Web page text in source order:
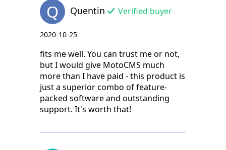
Q Quentin Verified buyer
2020-10-25
fits me well. You can trust me or not,
but I would give MotoCMS much
more than I have paid - this product is
just a superior combo of feature-
packed software and outstanding
support. It's worth that!